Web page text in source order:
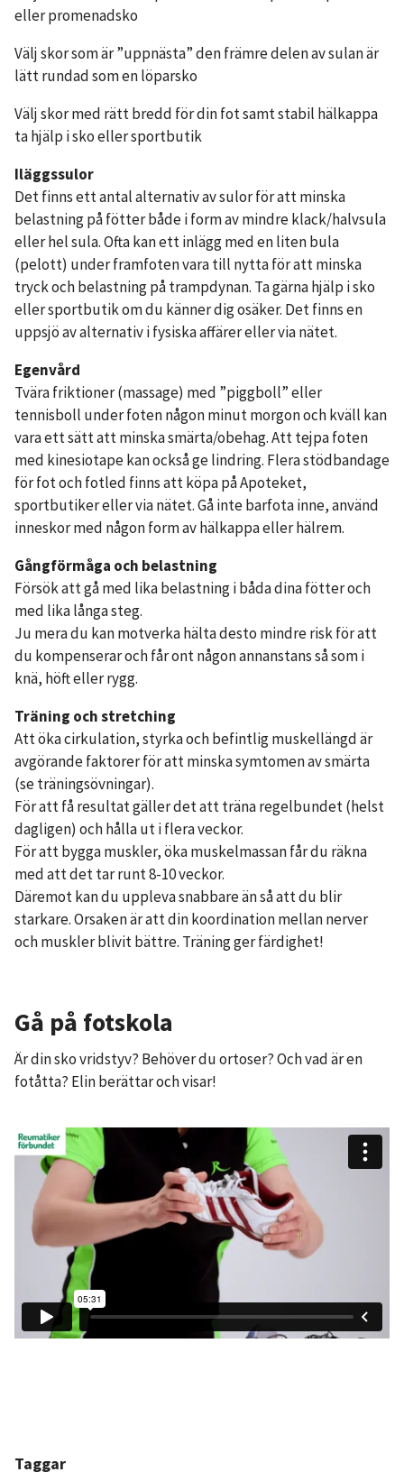
eller promenadsko
Välj skor som är ”uppnästa” den främre delen av sulan är
lätt rundad som en löparsko
Välj skor med rätt bredd för din fot samt stabil hälkappa
ta hjälp i sko eller sportbutik
Iläggssulor
Det finns ett antal alternativ av sulor för att minska
belastning på fötter både i form av mindre klack/halvsula
eller hel sula. Ofta kan ett inlägg med en liten bula
(pelott) under framfoten vara till nytta för att minska
tryck och belastning på trampdynan. Ta gärna hjälp i sko
eller sportbutik om du känner dig osäker. Det finns en
uppsjö av alternativ i fysiska affärer eller via nätet.
Egenvård
Tvära friktioner (massage) med ”piggboll” eller
tennisboll under foten någon minut morgon och kväll kan
vara ett sätt att minska smärta/obehag. Att tejpa foten
med kinesiotape kan också ge lindring. Flera stödbandage
för fot och fotled finns att köpa på Apoteket,
sportbutiker eller via nätet. Gå inte barfota inne, använd
inneskor med någon form av hälkappa eller hälrem.
Gångförmåga och belastning
Försök att gå med lika belastning i båda dina fötter och
med lika långa steg.
Ju mera du kan motverka hälta desto mindre risk för att
du kompenserar och får ont någon annanstans så som i
knä, höft eller rygg.
Träning och stretching
Att öka cirkulation, styrka och befintlig muskellängd är
avgörande faktorer för att minska symtomen av smärta
(se träningsövningar).
För att få resultat gäller det att träna regelbundet (helst
dagligen) och hålla ut i flera veckor.
För att bygga muskler, öka muskelmassan får du räkna
med att det tar runt 8-10 veckor.
Däremot kan du uppleva snabbare än så att du blir
starkare. Orsaken är att din koordination mellan nerver
och muskler blivit bättre. Träning ger färdighet!
Gå på fotskola
Är din sko vridstyv? Behöver du ortoser? Och vad är en
fotåtta? Elin berättar och visar!
Taggar